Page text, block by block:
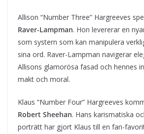
Allison “Number Three” Hargreeves
Raver-Lampman. Hon levererar en
som systern som kan manipulera
sina ord. Raver-Lampman navigerar
Allisons glamorösa fasad och hennes
makt och moral.
Klaus “Number Four” Hargreeves
Robert Sheehan. Hans karismatiska
porträtt har gjort Klaus till en fan-